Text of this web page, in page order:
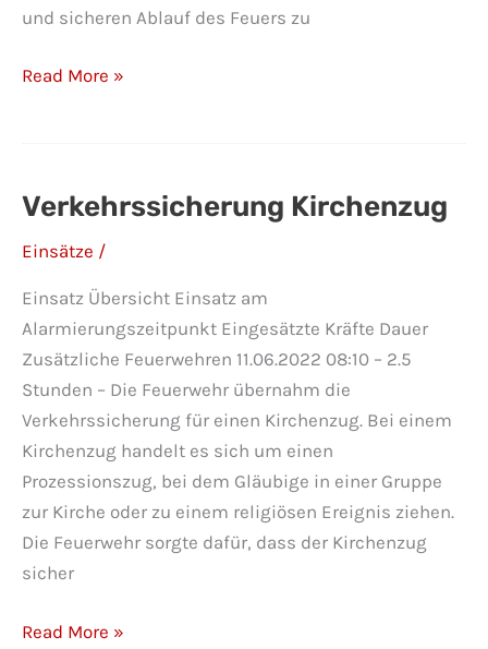
und sicheren Ablauf des Feuers zu
Sichern
Read More »
Verkehrssicherung Kirchenzug
Einsätze /
Einsatz Übersicht Einsatz am
Alarmierungszeitpunkt Eingesätzte Kräfte Dauer
Zusätzliche Feuerwehren 11.06.2022 08:10 – 2.5
Stunden – Die Feuerwehr übernahm die
Verkehrssicherung für einen Kirchenzug. Bei einem
Kirchenzug handelt es sich um einen
Prozessionszug, bei dem Gläubige in einer Gruppe
zur Kirche oder zu einem religiösen Ereignis ziehen.
Die Feuerwehr sorgte dafür, dass der Kirchenzug
sicher
Verkehrssicherung
Read More »